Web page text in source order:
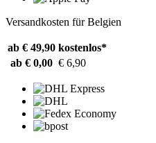
Versandkosten für Belgien
ab € 49,90 kostenlos*
ab € 0,00 € 6,90